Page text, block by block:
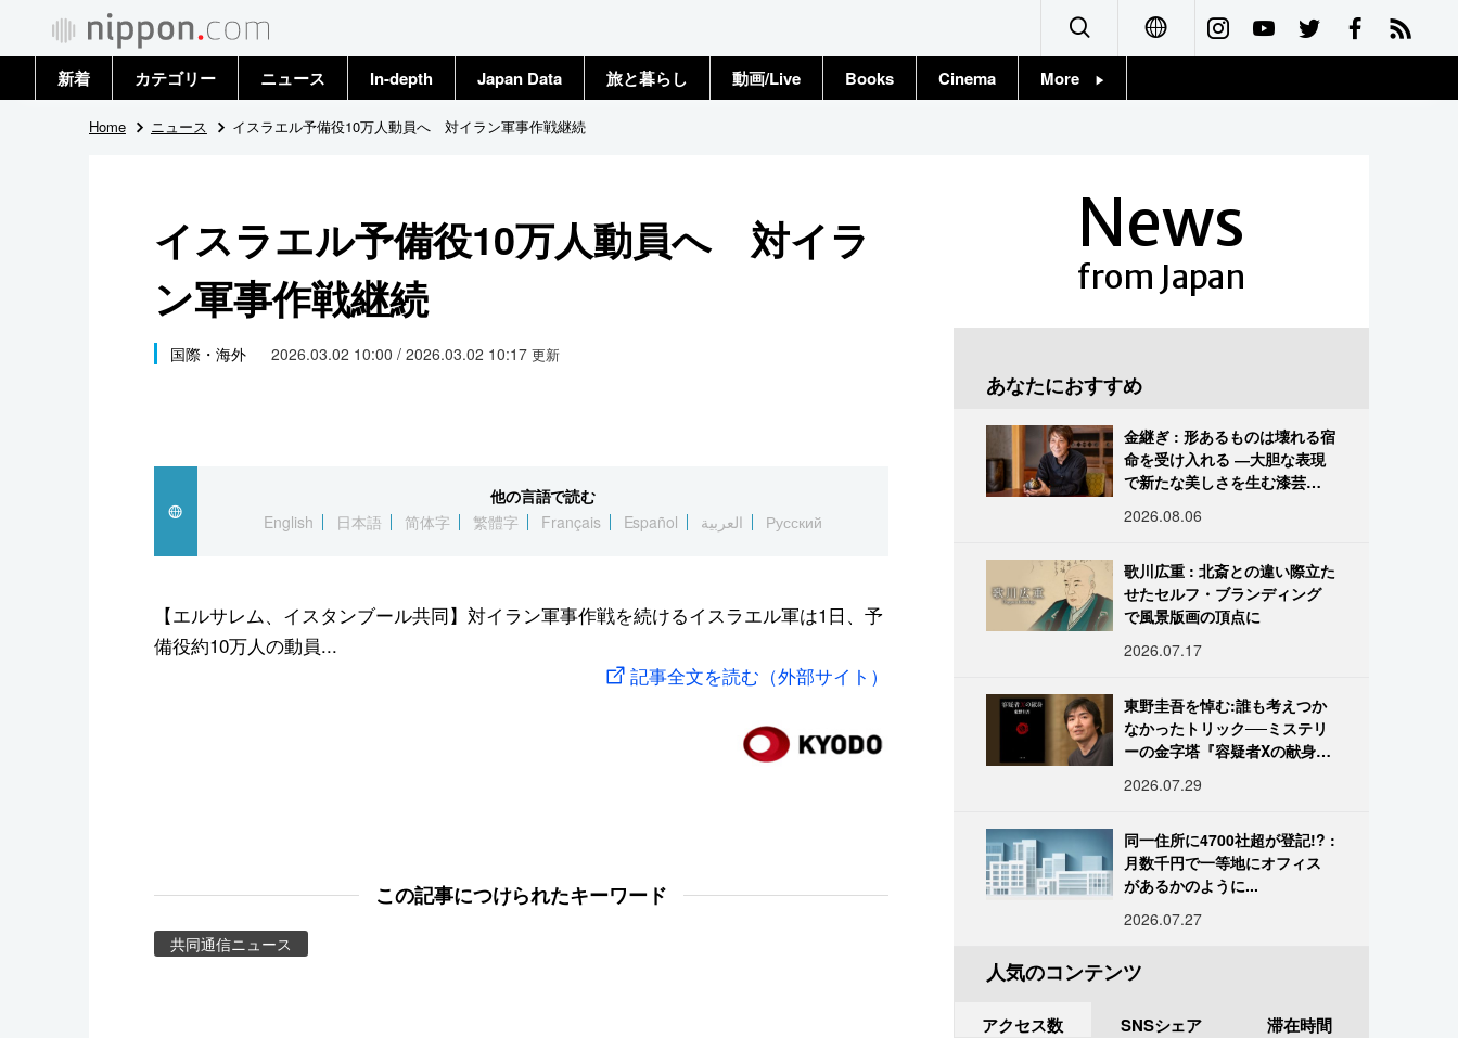
Français
新着 カテゴリー
政治・外交
国際
社会
文化
スポーツ・東京2020
ニュース
トップ
In-depth Japan Data 旅と暮らし 動画/Live Books Cinema More
Home ニュース イスラエル予備役10万人動員へ 対イラン軍事作戦継続
イスラエル予備役10万人動員へ 対イラ
ン軍事作戦継続
国際・海外 2026.03.02 10:00 / 2026.03.02 10:17 更新
他の言語で読む
English
日本語 简体字 繁體字 Français Español العربية Русский
【エルサレム、イスタンブール共同】対イラン軍事作戦を続けるイスラエル軍は1日、予
備役約10万人の動員...
記事全文を読む（外部サイト）
この記事につけられたキーワード
共同通信ニュース
News
from Japan
あなたにおすすめ
金継ぎ : 形あるものは壊れる宿
命を受け入れる ―大胆な表現
で新たな美しさを生む漆芸修
2026.08.06
歌川広重 : 北斎との違い際立た
せたセルフ・ブランディング
で風景版画の頂点に
2026.07.17
東野圭吾を悼む:誰も考えつか
なかったトリック──ミステリ
ーの金字塔『容疑者Xの献身』
2026.07.29
同一住所に4700社超が登記!? :
月数千円で一等地にオフィス
があるかのように...
2026.07.27
人気のコンテンツ
アクセス数 SNSシェア 滞在時間